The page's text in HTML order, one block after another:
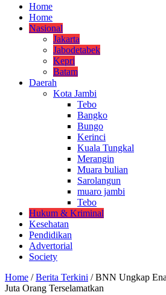
Home
Home
Nasional
Jakarta
Jabodetabek
Kepri
Batam
Daerah
Kota Jambi
Tebo
Bangko
Bungo
Kerinci
Kuala Tungkal
Merangin
Muara bulian
Sarolangun
muaro jambi
Tebo
Hukum & Kriminal
Kesehatan
Pendidikan
Advertorial
Society
Home / Berita Terkini / BNN Ungkap
Juta Orang Terselamatkan